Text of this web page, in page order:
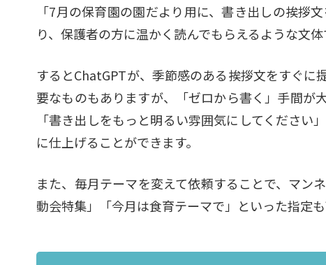
「7月の保育園の園だより用に、書き出しの挨拶
り、保護者の方に温かく読んでもらえるような文
するとChatGPTが、季節感のある挨拶文をすぐに
要なものもありますが、「ゼロから書く」手間が
「書き出しをもっと明るい雰囲気にしてくださ
に仕上げることができます。
また、毎月テーマを変えて依頼することで、マン
動会特集」「今月は食育テーマで」といった指定